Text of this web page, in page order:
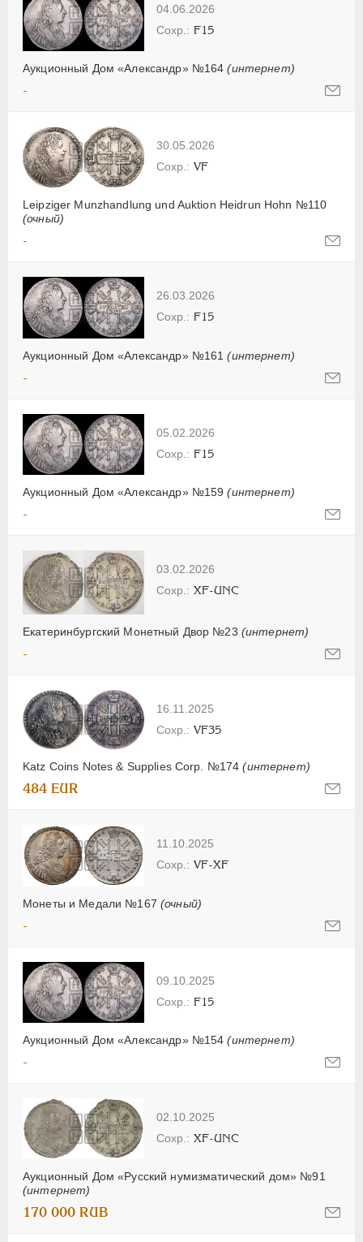
04.06.2026
Аукционный Дом «Александр» №164(интернет)
F15
-
30.05.2026
Leipziger Munzhandlung und Auktion Heidrun Hohn №110
(очный)
VF
-
26.03.2026
Аукционный Дом «Александр» №161(интернет)
F15
-
05.02.2026
Аукционный Дом «Александр» №159(интернет)
F15
-
03.02.2026
Екатеринбургский Монетный Двор №23 (интернет)
XF-UNC
-
16.11.2025
Katz Coins Notes & Supplies Corp. №174(интернет)
VF35
484 EUR
11.10.2025
Монеты и Медали №167 (очный)
VF-XF
-
09.10.2025
Аукционный Дом «Александр» №154(интернет)
F15
-
02.10.2025
Аукционный Дом «Русский нумизматический дом» №91
(интернет)
XF-UNC
170 000 RUB